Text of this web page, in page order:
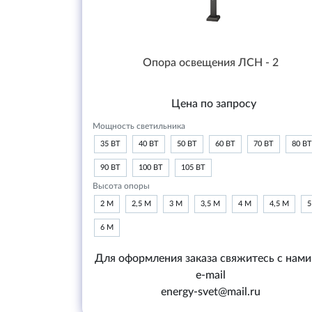
Опора освещения ЛСН - 2
Цена по запросу
Мощность светильника
35 ВТ 40 ВТ 50 ВТ 60 ВТ 70 ВТ 80 ВТ
90 ВТ 100 ВТ 105 ВТ
Высота опоры
2 М 2,5 М 3 М 3,5 М 4 М 4,5 М
6 М
Для оформления заказа свяжитесь с
e-mail
energy-svet@mail.ru